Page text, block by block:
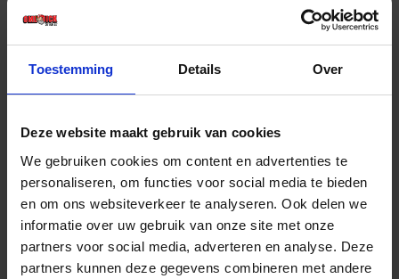
Toestemming Details Over
Deze website maakt gebruik van cookies
We gebruiken cookies om content en advertenties te
personaliseren, om functies voor social media te bieden
en om ons websiteverkeer te analyseren. Ook delen we
informatie over uw gebruik van onze site met onze
partners voor social media, adverteren en analyse. Deze
partners kunnen deze gegevens combineren met andere
€ 14,92 incl. BTW
-
Bestel nu!